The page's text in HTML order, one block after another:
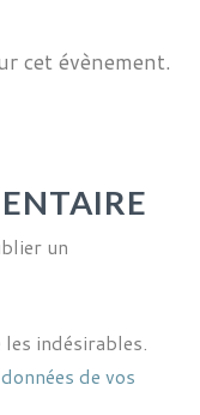
cet évènement.
un
indésirables.
de vos